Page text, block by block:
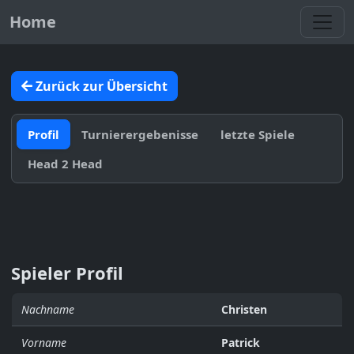
Home
Zurück zur Übersicht
Profil Turnierergebenisse
letzte Spiele
Head 2 Head
Spieler Profil
Nachname Christen
Vorname Patrick